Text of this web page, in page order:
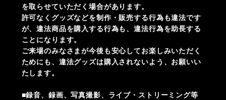
を取らせていただく場合があります。
許可なくグッズなどを制作・販売する行為も違法です
が、違法商品を購入する行為も、違法行為を助長する
ことになります。
ご来場のみなさまが今後も安心してお楽しみいただく
ためにも、違法グッズは購入されないよう、お願いい
たします。
■録音、録画、写真撮影、ライブ・ストリーミング等